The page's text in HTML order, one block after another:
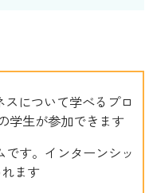
について学べるプロ
学生が参加できます
す。インターンシッ
ます